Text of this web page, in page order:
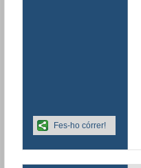
Fes-ho córrer!